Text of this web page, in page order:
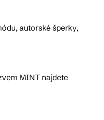
autorské šperky,
MINT najdete